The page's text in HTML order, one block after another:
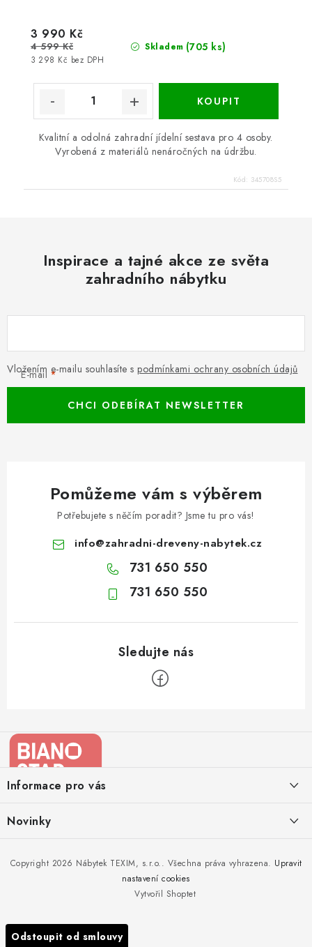
Skladem (705 ks)
3 298 Kč bez DPH
3 990 Kč
4 599 Kč
Kvalitní a odolná zahradní jídelní sestava pro 4 osoby.
Vyrobená z materiálů nenáročných na údržbu.
Kód: 345708S5
Inspirace a tajné akce ze světa
zahradního nábytku
E-mail
Vložením e-mailu souhlasíte s podmínkami ochrany osobních údajů
CHCI ODEBÍRAT NEWSLETTER
Pomůžeme vám s výběrem
Potřebujete s něčím poradit? Jsme tu pro vás!
info@zahradni-dreveny-nabytek.cz
731 650 550
731 650 550
aInformace pro vás
Kontakty
Doprava nábytku k Vám
Novinky
to!
Nakupujte zahradní nábytek i v zimě
Podzimní očista a úklid zahradního nábytku
Vytvořil Shoptet
Copyright 2026 Nábytek TEXIM, s.r.o.. Všechna práva vyhrazena. Upravit
nastavení cookies
Odstoupit od smlouvy